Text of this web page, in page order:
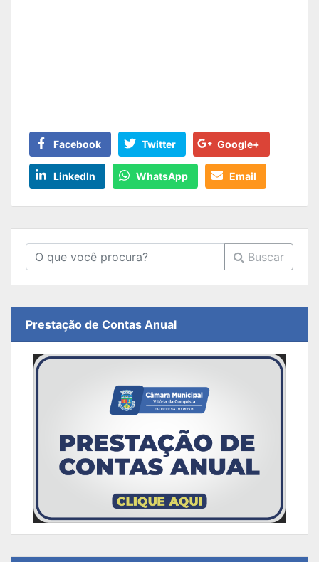
Facebook Twitter Google+
LinkedIn WhatsApp Email
Buscar
Prestação de Contas Anual